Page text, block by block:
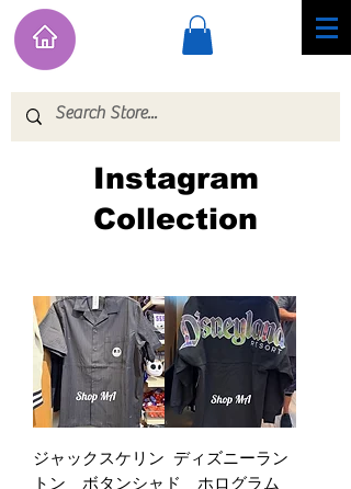
Instagram
Collection
ジャックスケリン
トン ボタンシャ
ディズニーラン
ド ホログラム